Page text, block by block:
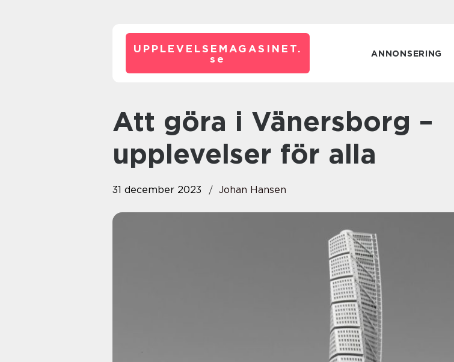
UPPLEVELSEMAGASINET.
se
ANNONSERING
Att göra i Vänersborg –
upplevelser för alla
31 december 2023 Johan Hansen